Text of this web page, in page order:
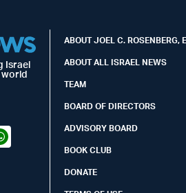
Israel
world
ABOUT JOEL C. ROSENBERG,
ABOUT ALL ISRAEL NEWS
TEAM
BOARD OF DIRECTORS
ADVISORY BOARD
BOOK CLUB
DONATE